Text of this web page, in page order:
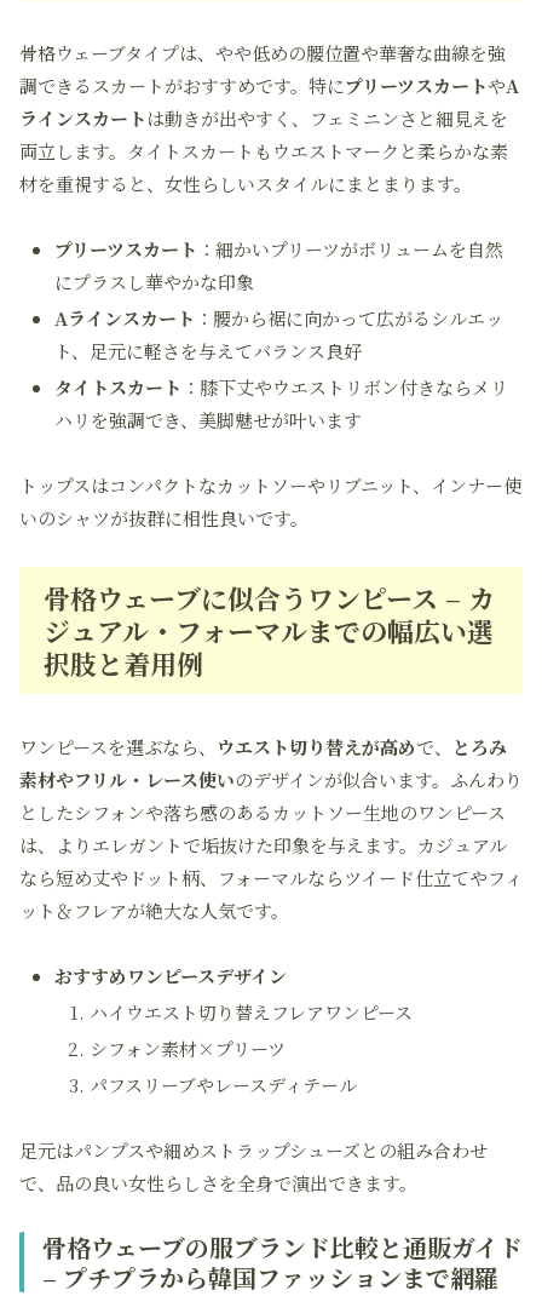
骨格ウェーブタイプは、やや低めの腰位置や華奢な曲線を強
調できるスカートがおすすめです。特にプリーツスカートやA
ラインスカートは動きが出やすく、フェミニンさと細見えを
両立します。タイトスカートもウエストマークと柔らかな素
材を重視すると、女性らしいスタイルにまとまります。
プリーツスカート ：細かいプリーツがボリュームを自然
にプラスし華やかな印象
Aラインスカート ：腰から裾に向かって広がるシルエッ
ト、足元に軽さを与えてバランス良好
タイトスカート ：膝下丈やウエストリボン付きならメリ
ハリを強調でき、美脚魅せが叶います
トップスはコンパクトなカットソーやリブニット、インナー使
いのシャツが抜群に相性良いです。
骨格ウェーブに似合うワンピース – カ
ジュアル・フォーマルまでの幅広い選
択肢と着用例
ワンピースを選ぶなら、 ウエスト切り替えが高めで、
とろみ
素材やフリル・レース使いのデザインが似合います。ふんわり
としたシフォンや落ち感のあるカットソー生地のワンピース
は、よりエレガントで垢抜けた印象を与えます。カジュアル
なら短め丈やドット柄、フォーマルならツイード仕立てやフィ
ット＆フレアが絶大な人気です。
おすすめワンピースデザイン
ハイウエスト切り替えフレアワンピース
シフォン素材×プリーツ
パフスリーブやレースディテール
足元はパンプスや細めストラップシューズとの組み合わせ
で、品の良い女性らしさを全身で演出できます。
骨格ウェーブの服ブランド比較と通販ガイド
– プチプラから韓国ファッションまで網羅